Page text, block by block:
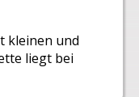
kleinen und
liegt bei